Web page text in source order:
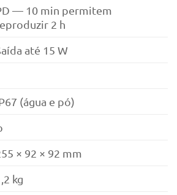
— 10 min permitem
2 h
até 15 W
(água e pó)
× 92 × 92 mm
kg